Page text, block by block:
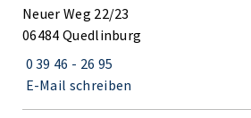
Neuer Weg 22/23
06484 Quedlinburg
0 39 46 - 26 95
E-Mail schreiben